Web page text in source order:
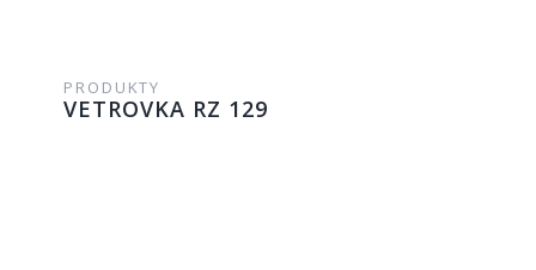
PRODUKTY
VETROVKA RZ 129